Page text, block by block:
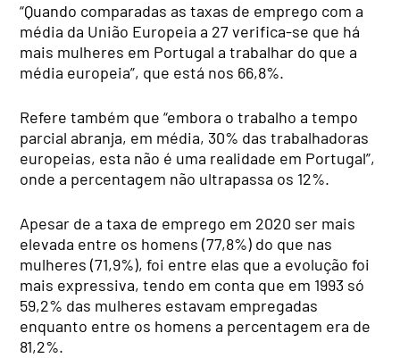
“Quando comparadas as taxas de emprego com a
média da União Europeia a 27 verifica-se que há
mais mulheres em Portugal a trabalhar do que a
média europeia”, que está nos 66,8%.
Refere também que “embora o trabalho a tempo
parcial abranja, em média, 30% das trabalhadoras
europeias, esta não é uma realidade em Portugal”,
onde a percentagem não ultrapassa os 12%.
Apesar de a taxa de emprego em 2020 ser mais
elevada entre os homens (77,8%) do que nas
mulheres (71,9%), foi entre elas que a evolução foi
mais expressiva, tendo em conta que em 1993 só
59,2% das mulheres estavam empregadas
enquanto entre os homens a percentagem era de
81,2%.